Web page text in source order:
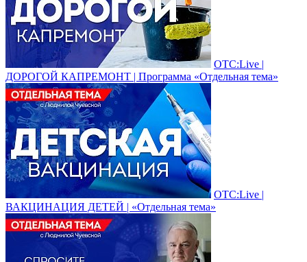
ОТС:Live |
ДОРОГОЙ КАПРЕМОНТ | Программа «Отдельная тема»
ОТС:Live |
ВАКЦИНАЦИЯ ДЕТЕЙ | «Отдельная тема»